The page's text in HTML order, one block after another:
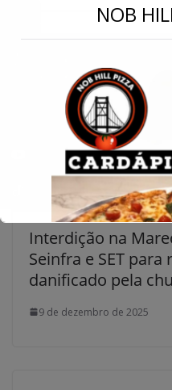
Interdição na
Seinfra e SET
danificado pela
9 de dezembro de 2025
NOB